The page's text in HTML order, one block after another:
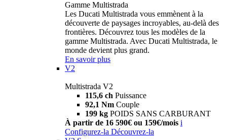
Gamme Multistrada
Les Ducati Multistrada vous emmènent à la
découverte de paysages incroyables, au-delà des
frontières. Découvrez tous les modèles de la
gamme Multistrada. Avec Ducati Multistrada, le
monde devient plus grand.
En savoir plus
V2
Multistrada V2
115,6 ch Puissance
92,1 Nm Couple
199 kg POIDS SANS CARBURANT
À partir de 16 590€ ou 159€/mois i
Configurez-la Découvrez-la